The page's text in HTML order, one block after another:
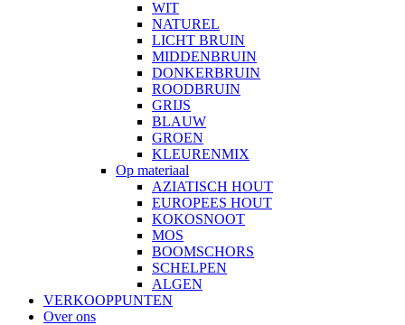
WIT
NATUREL
LICHT BRUIN
MIDDENBRUIN
DONKERBRUIN
ROODBRUIN
GRIJS
BLAUW
GROEN
KLEURENMIX
Op materiaal
AZIATISCH HOUT
EUROPEES HOUT
KOKOSNOOT
MOS
BOOMSCHORS
SCHELPEN
ALGEN
VERKOOPPUNTEN
Over ons